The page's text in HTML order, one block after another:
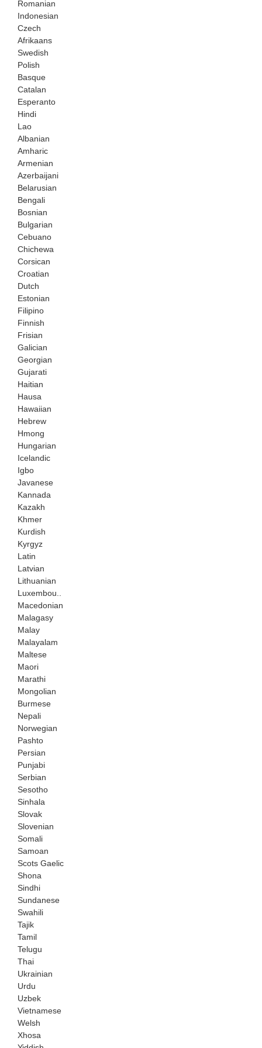
Romanian
Indonesian
Czech
Afrikaans
Swedish
Polish
Basque
Catalan
Esperanto
Hindi
Lao
Albanian
Amharic
Armenian
Azerbaijani
Belarusian
Bengali
Bosnian
Bulgarian
Cebuano
Chichewa
Corsican
Croatian
Dutch
Estonian
Filipino
Finnish
Frisian
Galician
Georgian
Gujarati
Haitian
Hausa
Hawaiian
Hebrew
Hmong
Hungarian
Icelandic
Igbo
Javanese
Kannada
Kazakh
Khmer
Kurdish
Kyrgyz
Latin
Latvian
Lithuanian
Luxembou..
Macedonian
Malagasy
Malay
Malayalam
Maltese
Maori
Marathi
Mongolian
Burmese
Nepali
Norwegian
Pashto
Persian
Punjabi
Serbian
Sesotho
Sinhala
Slovak
Slovenian
Somali
Samoan
Scots Gaelic
Shona
Sindhi
Sundanese
Swahili
Tajik
Tamil
Telugu
Thai
Ukrainian
Urdu
Uzbek
Vietnamese
Welsh
Xhosa